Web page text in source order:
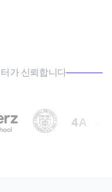
가 신뢰합니다